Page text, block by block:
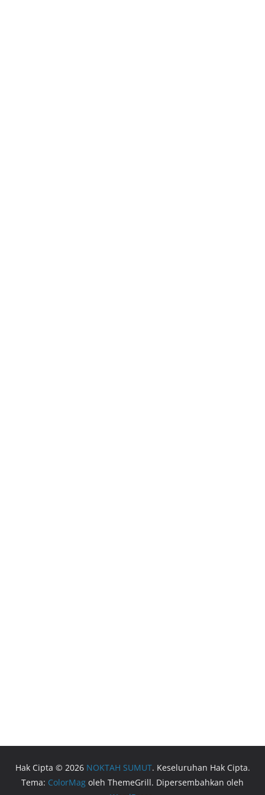
Hak Cipta © 2026 NOKTAH SUMUT. Keseluruhan Hak Cipta.
Tema: ColorMag oleh ThemeGrill. Dipersembahkan oleh